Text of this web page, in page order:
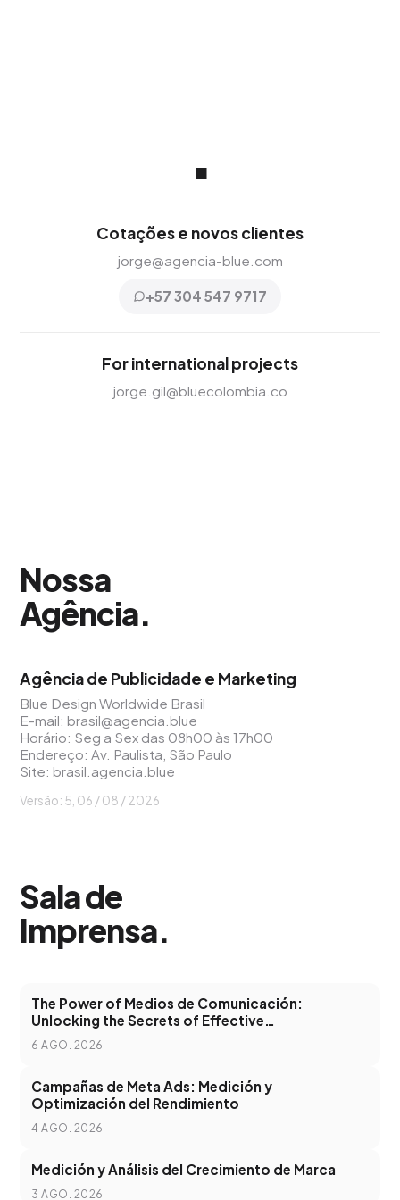
.
Cotações e novos clientes
jorge@agencia-blue.com
+57 304 547 9717
For international projects
jorge.gil@bluecolombia.co
Nossa
Agência.
Agência de Publicidade e Marketing
Blue Design Worldwide Brasil
E-mail:brasil@agencia.blue
Horário: Seg a Sex das 08h00 às 17h00
Endereço: Av. Paulista, São Paulo
Site:brasil.agencia.blue
Versão: 5, 06 / 08 / 2026
Sala de
Imprensa.
The Power of Medios de Comunicación:
Unlocking the Secrets of Effective
Communication in the Digital Age
6 AGO. 2026
Campañas de Meta Ads: Medición y
Optimización del Rendimiento
4 AGO. 2026
Medición y Análisis del Crecimiento de Marca
3 AGO. 2026